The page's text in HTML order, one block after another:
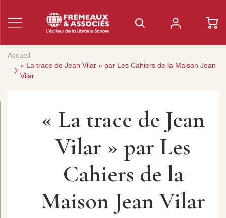
Accueil
« La trace de Jean Vilar » par Les Cahiers de la Maison Jean
Vilar
« La trace de Jean
Vilar » par Les
Cahiers de la
Maison Jean Vilar